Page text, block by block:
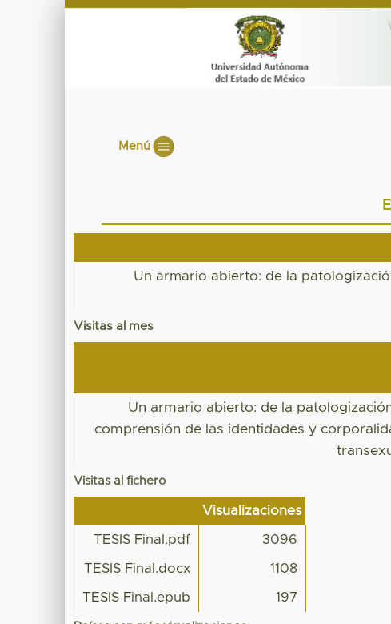
Menú
Un armario abierto: de la
Visitas al mes
Un armario abierto: de la
comprensión de las identidades y
Visitas al fichero
Visualizaciones
TESIS Final.pdf 3096
TESIS Final.docx 1108
TESIS Final.epub 197